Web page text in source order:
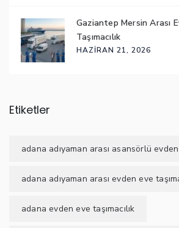
Gaziantep Mersin Arası
Taşımacılık
HAZIRAN 21, 2026
Etiketler
adana adıyaman arası asansörlü evden
adana adıyaman arası evden eve
adana evden eve taşımacılık